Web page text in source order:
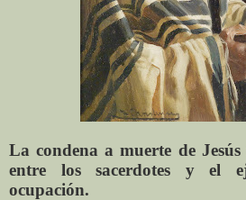
La condena a muerte de
entre los sacerdotes y el
ocupación.